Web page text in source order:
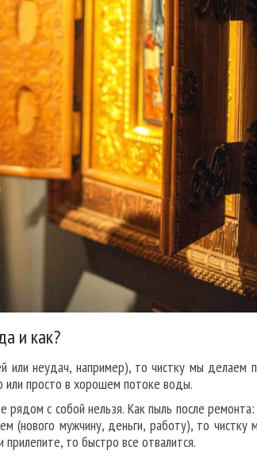
и как?
или неудач, например), то чистку мы делаем
или просто в хорошем потоке воды.
с собой нельзя. Как пыль после
(нового мужчину, деньги, работу), то
то быстро все отвалится.